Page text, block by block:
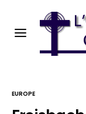
EUROPE